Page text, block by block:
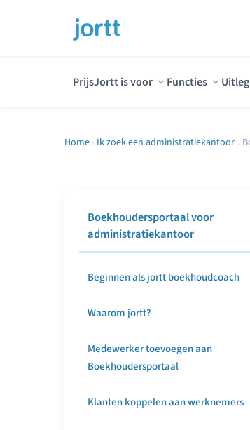
PrijsJortt is voor Functies Uitleg
Home › Ik zoek een administratiekantoor ›
Boekhoudersportaal voor
administratiekantoor
Beginnen als jortt boekhoudcoach
Waarom jortt?
Medewerker toevoegen aan
Boekhoudersportaal
Klanten koppelen aan werknemers